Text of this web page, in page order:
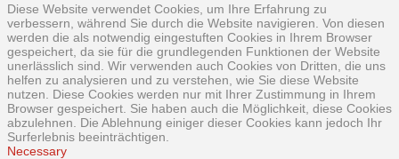
Diese Website verwendet Cookies, um Ihre Erfahrung zu
verbessern, während Sie durch die Website navigieren. Von diesen
werden die als notwendig eingestuften Cookies in Ihrem Browser
gespeichert, da sie für die grundlegenden Funktionen der Website
unerlässlich sind. Wir verwenden auch Cookies von Dritten, die uns
helfen zu analysieren und zu verstehen, wie Sie diese Website
nutzen. Diese Cookies werden nur mit Ihrer Zustimmung in Ihrem
Browser gespeichert. Sie haben auch die Möglichkeit, diese Cookies
abzulehnen. Die Ablehnung einiger dieser Cookies kann jedoch Ihr
Surferlebnis beeinträchtigen.
Necessary